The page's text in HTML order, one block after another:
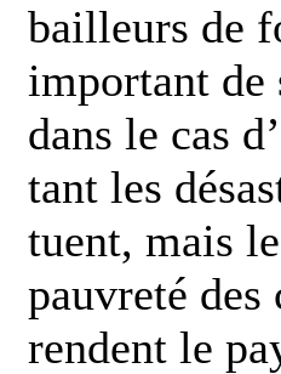
bailleurs de
important de
dans le cas
tant les
tuent, mais
pauvreté
rendent le